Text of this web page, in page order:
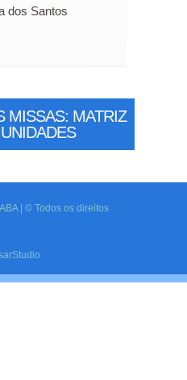
dos Santos
MISSAS: MATRIZ
| © Todos os direitos